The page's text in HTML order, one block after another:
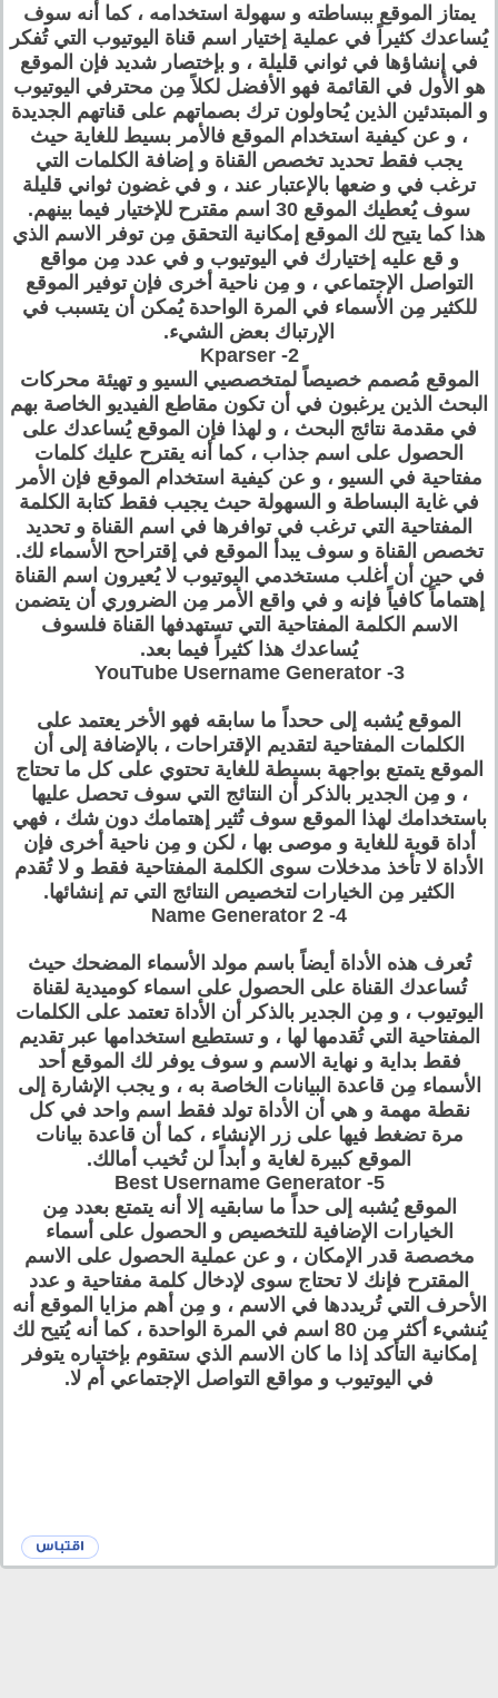
يمتاز الموقع ببساطته و سهولة استخدامه ، كما أنه سوف
يُساعدك كثيراً في عملية إختيار اسم قناة اليوتيوب التي تُفكر
في إنشاؤها في ثواني قليلة ، و بإختصار شديد فإن الموقع
هو الأول في القائمة فهو الأفضل لكلاً مِن محترفي اليوتيوب
و المبتدئين الذين يُحاولون ترك بصماتهم على قناتهم الجديدة
، و عن كيفية استخدام الموقع فالأمر بسيط للغاية حيث
يجب فقط تحديد تخصص القناة و إضافة الكلمات التي
ترغب في و ضعها بالإعتبار عند ، و في غضون ثواني قليلة
سوف يُعطيك الموقع 30 اسم مقترح للإختيار فيما بينهم.
هذا كما يتيح لك الموقع إمكانية التحقق مِن توفر الاسم الذي
و قع عليه إختيارك في اليوتيوب و في عدد مِن مواقع
التواصل الإجتماعي ، و مِن ناحية أخرى فإن توفير الموقع
للكثير مِن الأسماء في المرة الواحدة يُمكن أن يتسبب في
الإرتباك بعض الشيء.
2- Kparser
الموقع مُصمم خصيصاً لمتخصصيي السيو و تهيئة محركات
البحث الذين يرغبون في أن تكون مقاطع الفيديو الخاصة بهم
في مقدمة نتائج البحث ، و لهذا فإن الموقع يُساعدك على
الحصول على اسم جذاب ، كما أنه يقترح عليك كلمات
مفتاحية في السيو ، و عن كيفية استخدام الموقع فإن الأمر
في غاية البساطة و السهولة حيث يجيب فقط كتابة الكلمة
المفتاحية التي ترغب في توافرها في اسم القناة و تحديد
تخصص القناة و سوف يبدأ الموقع في إقتراحح الأسماء لك.
في حين أن أغلب مستخدمي اليوتيوب لا يُعيرون اسم القناة
إهتماماً كافياً فإنه و في واقع الأمر مِن الضروري أن يتضمن
الاسم الكلمة المفتاحية التي تستهدفها القناة فلسوف
يُساعدك هذا كثيراً فيما بعد.
3- YouTube Username Generator
الموقع يُشبه إلى ححداً ما سابقه فهو الأخر يعتمد على
الكلمات المفتاحية لتقديم الإقتراحات ، بالإضافة إلى أن
الموقع يتمتع بواجهة بسيطة للغاية تحتوي على كل ما تحتاج
، و مِن الجدير بالذكر أن النتائج التي سوف تحصل عليها
باستخدامك لهذا الموقع سوف تُثير إهتمامك دون شك ، فهي
أداة قوية للغاية و موصى بها ، لكن و مِن ناحية أخرى فإن
الأداة لا تأخذ مدخلات سوى الكلمة المفتاحية فقط و لا تُقدم
الكثير مِن الخيارات لتخصيص النتائج التي تم إنشائها.
4- Name Generator 2
تُعرف هذه الأداة أيضاً باسم مولد الأسماء المضحك حيث
تُساعدك القناة على الحصول على اسماء كوميدية لقناة
اليوتيوب ، و مِن الجدير بالذكر أن الأداة تعتمد على الكلمات
المفتاحية التي تُقدمها لها ، و تستطيع استخدامها عبر تقديم
فقط بداية و نهاية الاسم و سوف يوفر لك الموقع أحد
الأسماء مِن قاعدة البيانات الخاصة به ، و يجب الإشارة إلى
نقطة مهمة و هي أن الأداة تولد فقط اسم واحد في كل
مرة تضغط فيها على زر الإنشاء ، كما أن قاعدة بيانات
الموقع كبيرة لغاية و أبداً لن تُخيب أمالك.
5- Best Username Generator
الموقع يُشبه إلى حداً ما سابقيه إلا أنه يتمتع بعدد مِن
الخيارات الإضافية للتخصيص و الحصول على أسماء
مخصصة قدر الإمكان ، و عن عملية الحصول على الاسم
المقترح فإنك لا تحتاج سوى لإدخال كلمة مفتاحية و عدد
الأحرف التي تُريددها في الاسم ، و مِن أهم مزايا الموقع أنه
يُنشيء أكثر مِن 80 اسم في المرة الواحدة ، كما أنه يُتيح لك
إمكانية التأكد إذا ما كان الاسم الذي ستقوم بإختياره يتوفر
في اليوتيوب و مواقع التواصل الإجتماعي أم لا.